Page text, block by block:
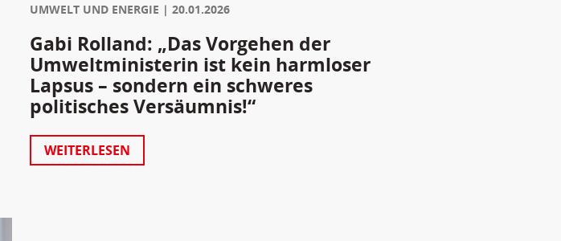
UMWELT UND ENERGIE 20.01.2026
Gabi Rolland: „Das Vorgehen der
Umweltministerin ist kein harmloser
Lapsus – sondern ein schweres
politisches Versäumnis!“
WEITERLESEN